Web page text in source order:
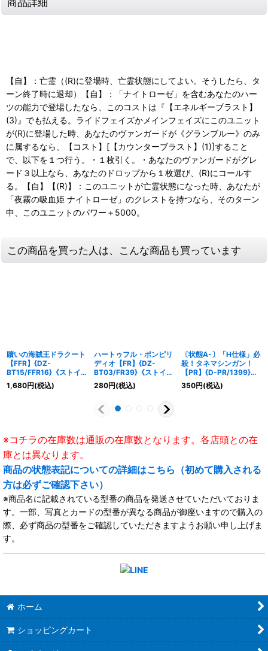
【自】：亡霊（(R)に登場時、亡霊状態にしてよい。そうしたら、タ
ーン終了時に退却）【自】：「ナイトローゼ」を含むあなたのハー
ツの能力で登場したなら、このコストは『【エネルギーブラスト】
(3)』でも払える。ライドフェイズかメインフェイズにこのユニット
が(R)に登場した時、あなたのヴァンガードが《グランブルー》のみ
に属するなら、【コスト】[【カウンターブラスト】(1)]すること
で、以下を１つ行う。・１枚引く。・あなたのヴァンガードがグレ
ード３以上なら、あなたのドロップから１枚選び、(R)にコールす
る。【自】【(R)】：このユニットが亡霊状態になった時、あなたが
「夜霧の吸血姫 ナイトローゼ」のクレストを持つなら、そのターン
中、このユニットのパワー＋5000。
この商品を買った人は、こんな商品も買っています
贖いの海賊王ドラクート
【FFR】{DZ-
BT15/FFR16}《ストイ
ケイア》
1,680円(税込)
ハートゥフル・ポンピリ
ディオ【FR】{DZ-
BT03/FR39}《ストイケ
イア》
280円(税込)
〔状態A-〕「H仕様」必
殺！タネマシンガン！
【PR】{D-PR/1399}
《ストイケイア》
350円(税込)
※コチラの在庫数は通販の在庫数となります。各店頭との在
庫とは異なります。
商品の状態表記についての詳細はこちら（初めて購入される
方は必ずご確認下さい）
※商品名に記載されている型番の商品を発送させていただいておりま
す。一部、写真とカードの型番が異なる商品が御座いますので購入の
際、必ず商品の型番をご確認していただきますようお願い申し上げま
す。
ホーム
ショッピングカート